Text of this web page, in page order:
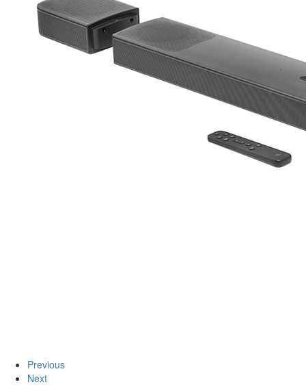
Previous
Next